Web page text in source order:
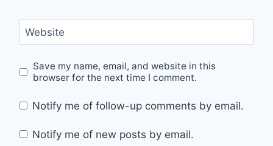
Website
Save my name, email, and website in this
browser for the next time I comment.
Notify me of follow-up comments by email.
Notify me of new posts by email.